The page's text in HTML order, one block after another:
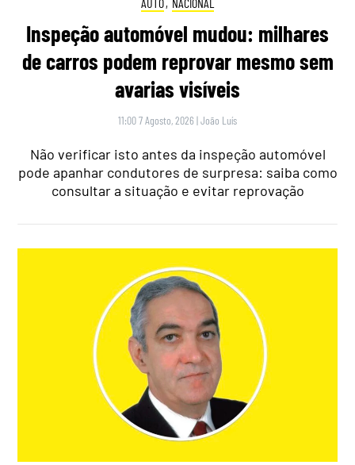
Inspeção automóvel mudou: milhares
de carros podem reprovar mesmo sem
avarias visíveis
11:00 7 Agosto, 2026 |João Luís
Não verificar isto antes da inspeção automóvel
pode apanhar condutores de surpresa: saiba como
consultar a situação e evitar reprovação